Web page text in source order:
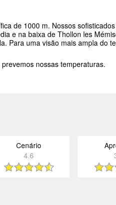
de 1000 m. Nossos
e na baixa de Thollon les
Para uma visão mais ampla do
nossas temperaturas.
Cenário
4.6